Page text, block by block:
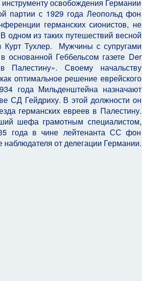
освобождения Германии
партии с 1929 года Леопольд фон
германских сионистов, не
одном из таких путешествий весной
Курт Тухлер. Мужчины с супругами
Геббельсом газете Der
Своему начальству
оптимальное решение еврейского
года Мильденштейна назначают
СД Гейдриху. В этой должности он
германских евреев в Палестину.
шефа грамотным специалистом,
года в чине лейтенанта СС фон
от делегации Германии.